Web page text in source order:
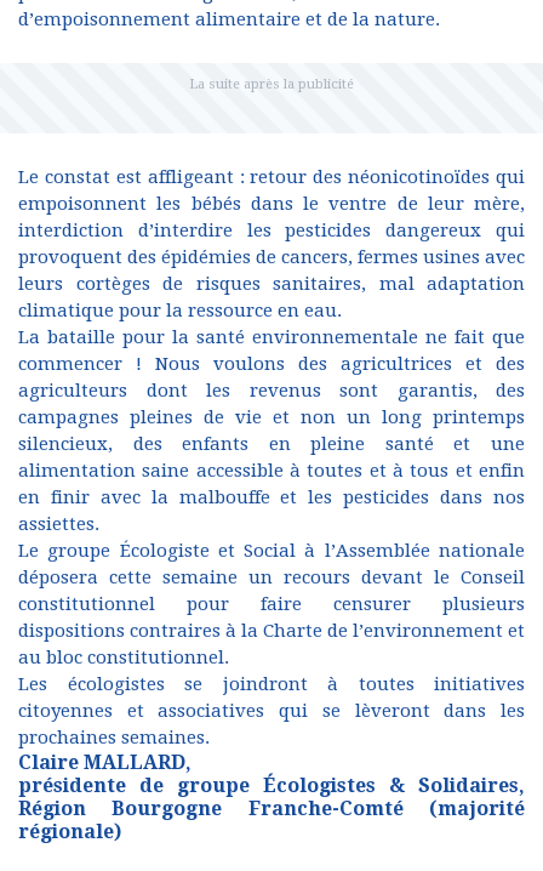
d’empoisonnement alimentaire et de la nature.
Le constat est affligeant : retour des néonicotinoïdes qui
empoisonnent les bébés dans le ventre de leur mère,
interdiction d’interdire les pesticides dangereux qui
provoquent des épidémies de cancers, fermes usines avec
leurs cortèges de risques sanitaires, mal adaptation
climatique pour la ressource en eau.
La bataille pour la santé environnementale ne fait que
commencer ! Nous voulons des agricultrices et des
agriculteurs dont les revenus sont garantis, des
campagnes pleines de vie et non un long printemps
silencieux, des enfants en pleine santé et une
alimentation saine accessible à toutes et à tous et enfin
en finir avec la malbouffe et les pesticides dans nos
assiettes.
Le groupe Écologiste et Social à l’Assemblée nationale
déposera cette semaine un recours devant le Conseil
constitutionnel pour faire censurer plusieurs
dispositions contraires à la Charte de l’environnement et
au bloc constitutionnel.
Les écologistes se joindront à toutes initiatives
citoyennes et associatives qui se lèveront dans les
prochaines semaines.
Claire MALLARD,
présidente de groupe Écologistes & Solidaires,
Région Bourgogne Franche-Comté (majorité
régionale)